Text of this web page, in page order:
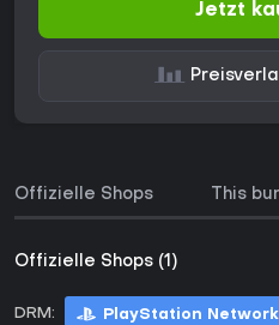
Jetzt
Offizielle Shops This
Offizielle Shops (1)
DRM: PlayStation Network